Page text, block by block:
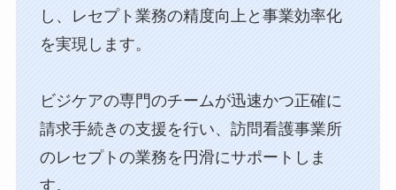
し、⁨⁩レセプト業務の精度向上と事業効率化
を実現します。
ビジケアの専門のチームが迅速かつ正確に
請求手続きの支援を行い、訪問看護事業所
のレセプトの業務を円滑にサポートしま
す。